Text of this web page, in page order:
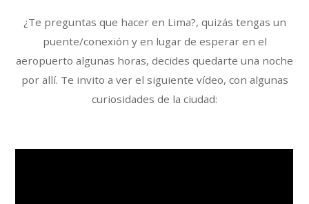
¿Te preguntas que hacer en Lima?, quizás tengas un
puente/conexión y en lugar de esperar en el
aeropuerto algunas horas, decides quedarte una noche
por allí. Te invito a ver el siguiente vídeo, con algunas
curiosidades de la ciudad: